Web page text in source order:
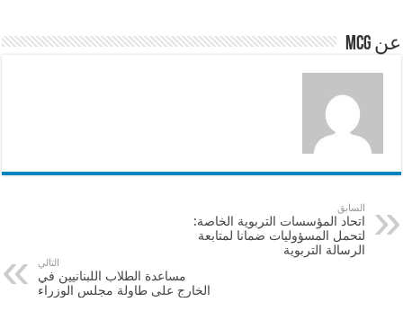
o
k
p
عن mcg
السابق
اتحاد المؤسسات التربوية الخاصة:
لتحمل المسؤوليات ضمانا لمتابعة
الرسالة التربوية
التالي
مساعدة الطلاب اللبنانيين في
الخارج على طاولة مجلس الوزراء